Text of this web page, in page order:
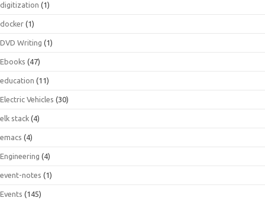
digitization (1)
docker (1)
DVD Writing (1)
Ebooks (47)
education (11)
Electric Vehicles (30)
elk stack (4)
emacs (4)
Engineering (4)
event-notes (1)
Events (145)